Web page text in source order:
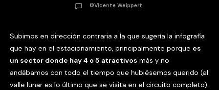
©Vicente Weippert
Subimos en dirección contraria a la que sugería la infografía
que hay en el estacionamiento, principalmente porque es
un sector donde hay 4 o 5 atractivos más y no
andábamos con todo el tiempo que hubiésemos querido (el
valle lunar es lo último que se visita en el circuito completo).